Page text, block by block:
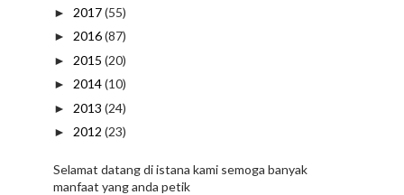
► 2017(55)
► 2016(87)
► 2015 (20)
► 2014(10)
► 2013 (24)
► 2012 (23)
Selamat datang di istana kami semoga banyak
manfaat yang anda petik